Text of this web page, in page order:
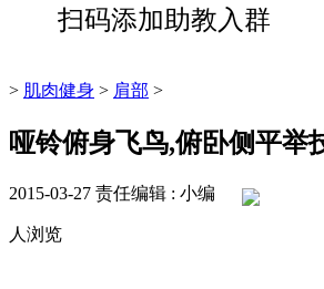
扫码添加助教入群
> 肌肉健身 > 肩部 >
哑铃俯身飞鸟,俯卧侧平举
2015-03-27 责任编辑 : 小编
人浏览